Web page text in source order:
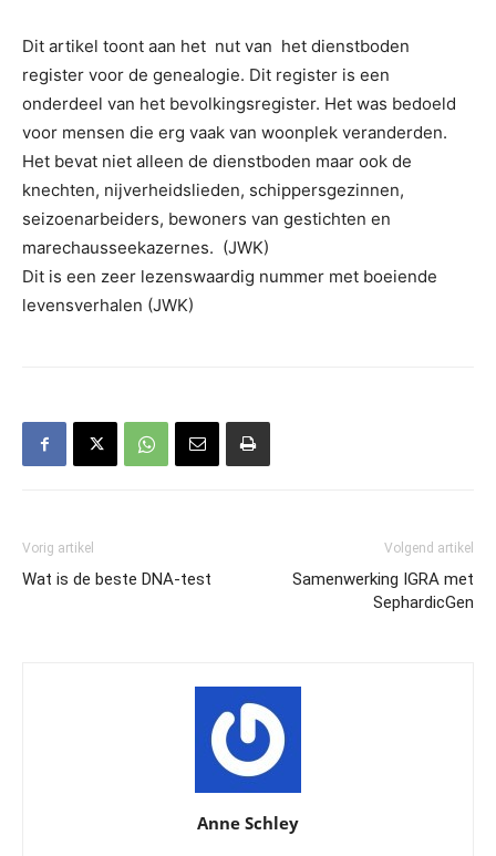
Dit artikel toont aan het nut van het dienstboden
register voor de genealogie. Dit register is een
onderdeel van het bevolkingsregister. Het was bedoeld
voor mensen die erg vaak van woonplek veranderden.
Het bevat niet alleen de dienstboden maar ook de
knechten, nijverheidslieden, schippersgezinnen,
seizoenarbeiders, bewoners van gestichten en
marechausseekazernes. (JWK)
Dit is een zeer lezenswaardig nummer met boeiende
levensverhalen (JWK)
Vorig artikel
Wat is de beste DNA-test
Volgend artikel
Samenwerking IGRA met
SephardicGen
Anne Schley